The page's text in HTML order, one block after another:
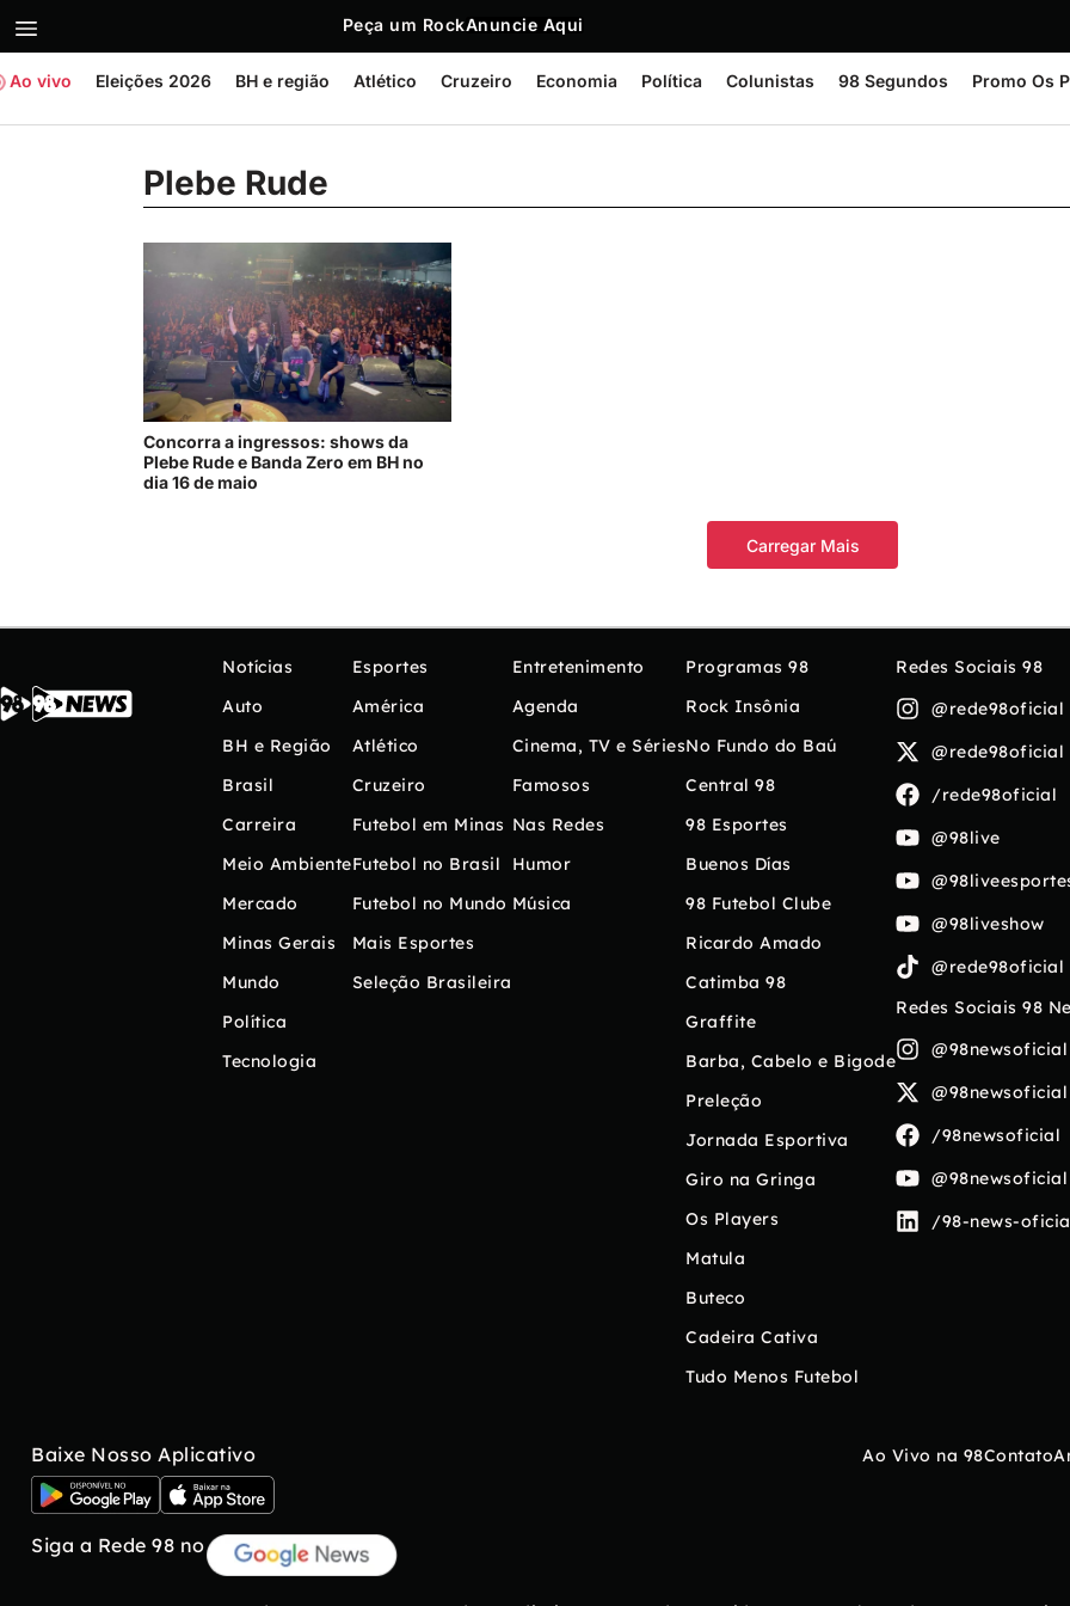
Peça um RockAnuncie Aqui
Ao vivo Eleições 2026 BH e região Atlético Cruzeiro Economia Política Colunistas 98 Segundos Promo Os
Plebe Rude
Concorra a ingressos: shows da
Plebe Rude e Banda Zero em BH no
dia 16 de maio
Carregar Mais
Notícias
Auto
BH e Região
Brasil
Carreira
Meio Ambiente
Mercado
Minas Gerais
Mundo
Política
Tecnologia
Esportes
América
Atlético
Cruzeiro
Futebol em Minas
Futebol no Brasil
Futebol no Mundo
Mais Esportes
Seleção Brasileira
Entretenimento
Agenda
Cinema, TV e Séries
Famosos
Nas Redes
Humor
Música
Programas 98
Rock Insônia
No Fundo do Baú
Central 98
98 Esportes
Buenos Días
98 Futebol Clube
Ricardo Amado
Catimba 98
Graffite
Barba, Cabelo e Bigode
Preleção
Jornada Esportiva
Giro na Gringa
Os Players
Matula
Buteco
Cadeira Cativa
Tudo Menos Futebol
Redes Sociais 98
@rede98oficial
@rede98oficial
/rede98oficial
@98live
@98liveshow
@rede98oficial
Redes Sociais 98
@98newsoficial
@98newsoficial
/98newsoficial
@98newsoficial
/98-news-
Baixe Nosso Aplicativo
Siga a Rede 98 no
Ao Vivo na 98Contato